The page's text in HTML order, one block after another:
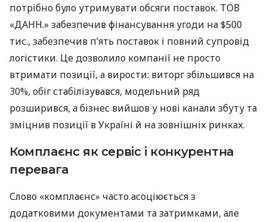
потрібно було утримувати обсяги поставок. ТОВ
«ДАНН.» забезпечив фінансування угоди на $500
тис., забезпечив п’ять поставок і повний супровід
логістики. Це дозволило компанії не просто
втримати позиції, а вирости: виторг збільшився на
30%, обіг стабілізувався, модельний ряд
розширився, а бізнес вийшов у нові канали збуту та
зміцнив позиції в Україні й на зовнішніх ринках.
Комплаєнс як сервіс і конкурентна
перевага
Слово «комплаєнс» часто асоціюється з
додатковими документами та затримками, але